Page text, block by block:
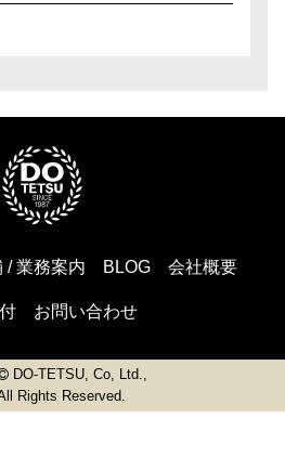
/ 業務案内 BLOG 会社概要
お問い合わせ
DO-TETSU, Co, Ltd.,
Rights Reserved.